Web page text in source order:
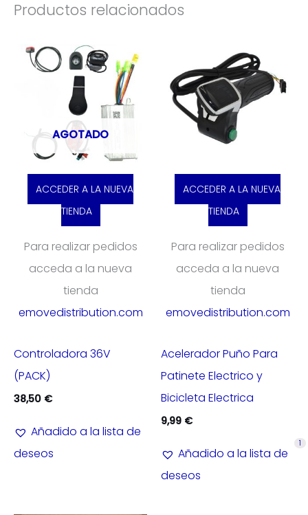
Productos relacionados
AGOTADO
ACCEDER A LA NUEVA
TIENDA
Para realizar pedidos
acceda a la nueva
tienda
emovedistribution.com
Controladora 36V
(PACK)
38,50 €
Añadido a la lista de
deseos
ACCEDER A LA NUEVA
TIENDA
Para realizar pedidos
acceda a la nueva
tienda
emovedistribution.com
Acelerador Puño Para
Patinete Electrico y
Bicicleta Electrica
9,99 €
Añadido a la lista de
deseos
1